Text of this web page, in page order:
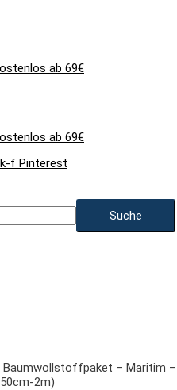
ab 69€
ab 69€
f Pinterest
– Maritim –
2m)